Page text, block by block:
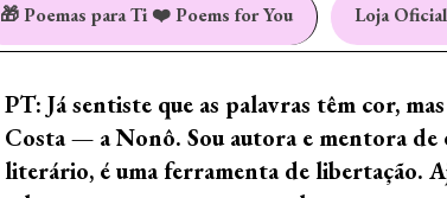
🎁 Poemas para Ti ❤️ Poems for You Loja
PT: Já sentiste que as palavras têm cor,
Costa — a Nonô. Sou autora e mentora de
literário, é uma ferramenta de libertação.